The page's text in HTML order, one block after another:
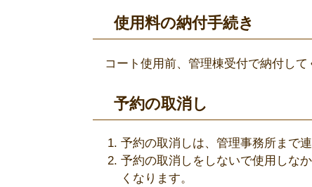
使用料の納付手続き
コート使用前、管理棟受付で納付して
予約の取消し
予約の取消しは、管理事務所まで
予約の取消しをしないで使用しな
くなります。